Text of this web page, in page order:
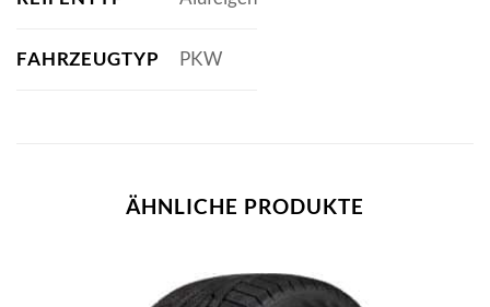
FAHRZEUGTYP PKW
ÄHNLICHE PRODUKTE